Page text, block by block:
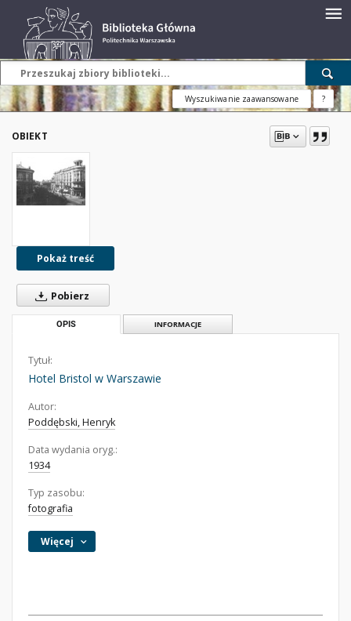
Wyszukiwanie zaawansowane ?
OBIEKT
Pokaż treść
Pobierz
OPIS INFORMACJE
Tytuł:
Hotel Bristol w Warszawie
Autor:
Poddębski, Henryk
Data wydania oryg.:
1934
Typ zasobu:
fotografia
Więcej